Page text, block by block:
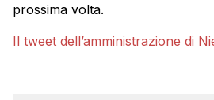
prossima volta.
Il tweet dell’amministrazione di